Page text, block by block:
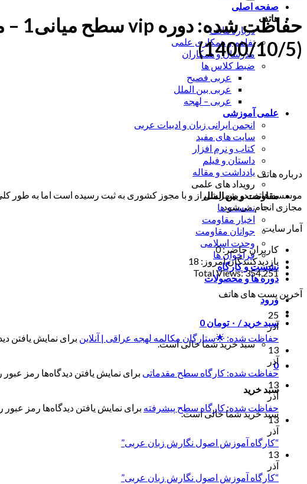
صفحه اصلی
هاتف
درباره هاتف
تفاهم و همکاری علمی
مدرسان و همکاران
ضبط کلاس ها
عربی فصیح
عربی بین الملل
عربی – لهجه
علمی آموزشی
انجمن ایرانی زبان و ادبیات عربی
سایت های مفید
کتاب و نرم افزار
داستان و فیلم
یادداشت و مقاله
رویداد های علمی
مقاومت و بین الملل
نشست ها
اخبار مقاومت
جوانان مقاومت
وحدت اسلامی
فراخوان ها
نشست و کارگاه
دوره ها و محصولات
ورود
سبد خرید / ۰ تومان 0
سبد خرید شما خالی است.
0
سبد خرید
سبد خرید شما خالی است.
(1400/10/5)
درباره هاتف
موسسه هاتف در شهر شیراز و با مجوز کشوری به ثبت رسیده است اما به طور
مجازی انجام می‌شود.
آمار سایت
کاربران حاضر:0
بازدیدکنندگان امروز: 18
Total Views:354,251
آخرین پست های هاتف
25
آذر
حفاظت شده: 🌟ستارگان مکالمه لهجه عراقی | آنلاین برای نمایش یافتن
13
آذر
حفاظت شده: کارگاه سطح مقدماتی برای نمایش یافتن دیدگاه‌ها رمز عبور
13
آذر
حفاظت شده: کارگاه سطح پیشرفته برای نمایش یافتن دیدگاه‌ها رمز عبور
13
آذر
“کارگاه آموزش اصول نگارش زبان عربی”
13
آذر
“کارگاه آموزش اصول نگارش زبان عربی”